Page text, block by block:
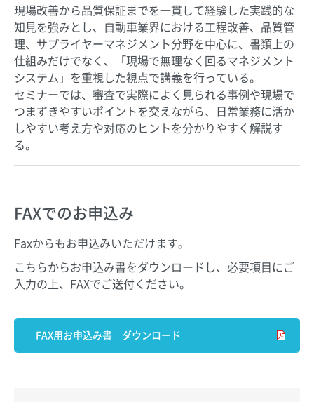
現場改善から品質保証までを一貫して経験した実践的な
知見を強みとし、自動車業界における工程改善、品質管
理、サプライヤーマネジメント分野を中心に、書類上の
仕組みだけでなく、「現場で無理なく回るマネジメント
システム」を重視した視点で講義を行っている。
セミナーでは、審査で実際によく見られる事例や現場で
つまずきやすいポイントを交えながら、日常業務に活か
しやすい考え方や対応のヒントを分かりやすく解説す
る。
FAXでのお申込み
Faxからもお申込みいただけます。
こちらからお申込み書をダウンロードし、必要項目にご
入力の上、FAXでご送付ください。
FAX用お申込み書 ダウンロード